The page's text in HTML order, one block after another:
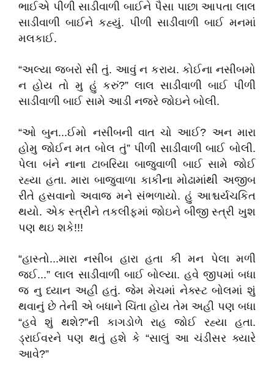
ભાઈએ પીળી સાડીવાળી બાઈને પૈસા પાછા આપતા લાલ
સાડીવાળી બાઈને કહ્યું. પીળી સાડીવાળી બાઈ મનમાં
મલકાઈ.
“અલ્યા જબરો સી તું. આવું ન કરાય. કોઈના નસીબમો
ન હોય તો મુ હું કરું?” લાલ સાડીવાળી બાઈ પીળી
સાડીવાળી બાઈ સામે આડી નજરે જોઇને બોલી.
“ઓ બુન...ઈમો નસીબની વાત ચો આઈ? અન મારા
હોમુ જોઈન મત બોલ તું” પીળી સાડીવાળી બાઈ બોલી.
પેલા બંને નાના ટાબરિયા બાજુવાળી બાઈ સામે જોઈ
રહ્યા હતા. મારા બાજુવાળા કાકીના મોઢામાંથી અજીબ
રીતે હસવાનો અવાજ મને સંભળાયો. હું આશ્ચર્યચકિત
થયો. એક સ્ત્રીને તકલીફમાં જોઇને બીજી સ્ત્રી ખુશ
પણ થઇ શકે!!!
“હાસ્તો...મારા નસીબ હારા હતા કી મન પેલા મળી
જઈ...” લાલ સાડીવાળી બાઈ બોલ્યા. હવે જીપમાં બધા
જ નુ ધ્યાન અહી હતું. જેમ મેચમાં નેક્સ્ટ બોલમાં શું
થવાનું છે તેની એ બધાને ચિંતા હોય તેમ અહી પણ બધા
“હવે શું થશે?”ની કાગડોળે રાહ જોઈ રહ્યા હતા.
ડ્રાઈવરને પણ થતું હશે કે “સાલું આ ચંડીસર ક્યારે
આવે?”